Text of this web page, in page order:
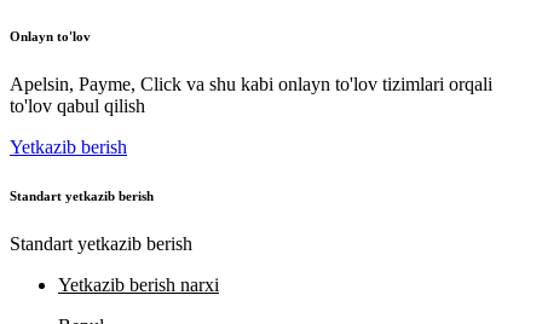
Onlayn to'lov
Apelsin, Payme, Click va shu kabi onlayn to'lov tizimlari orqali
to'lov qabul qilish
Yetkazib berish
Standart yetkazib berish
Standart yetkazib berish
Yetkazib berish narxi